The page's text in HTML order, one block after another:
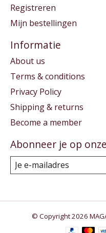
Registreren
Mijn bestellingen
Informatie
About us
Terms & conditions
Privacy Policy
Shipping & returns
Become a member
Abonneer je op
© Copyright 2026